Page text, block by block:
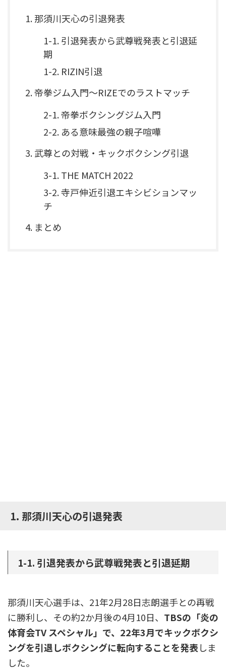
1. 那須川天心の引退発表
1-1. 引退発表から武尊戦発表と引退延
期
1-2. RIZIN引退
2. 帝拳ジム入門～RIZEでのラストマッチ
2-1. 帝拳ボクシングジム入門
2-2. ある意味最強の親子喧嘩
3. 武尊との対戦・キックボクシング引退
3-1. THE MATCH 2022
3-2. 寺戸伸近引退エキシビションマッ
チ
4. まとめ
1. 那須川天心の引退発表
1-1. 引退発表から武尊戦発表と引退延期
那須川天心選手は、21年2月28日志朗選手との再戦
に勝利し、その約2か月後の4月10日、 TBSの「炎の
体育会TV スペシャル」で、22年3月でキックボクシ
ングを引退しボクシングに転向することを発表しま
した。